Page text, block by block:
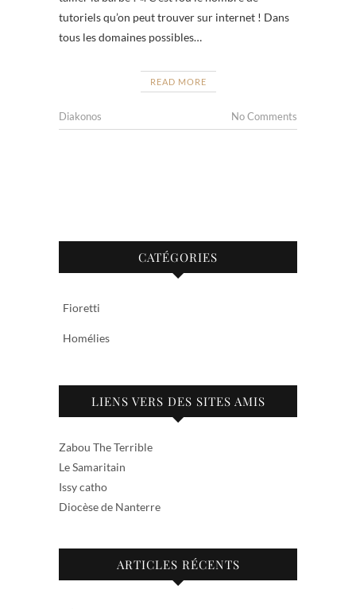
tutoriels qu’on peut trouver sur internet ! Dans
tous les domaines possibles…
READ MORE
Diakonos No Comments
CATÉGORIES
Fioretti
Homélies
LIENS VERS DES SITES AMIS
Zabou The Terrible
Le Samaritain
Issy catho
Diocèse de Nanterre
ARTICLES RÉCENTS